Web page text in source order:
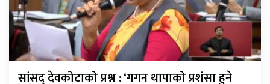
सांसद् देवकोटाको प्रश्न : ‘गगन थापाको प्रशंसा हुने